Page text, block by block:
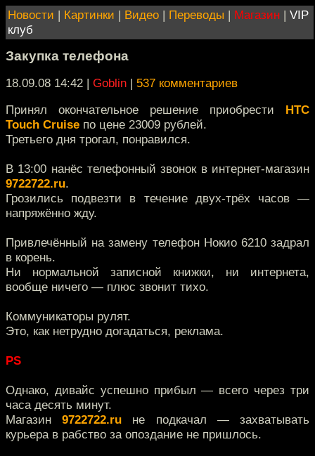
Новости | Картинки | Видео | Переводы | Магазин | VIP
клуб
Закупка телефона
18.09.08 14:42 | Goblin | 537 комментариев
Принял окончательное решение приобрести HTC
Touch Cruise по цене 23009 рублей.
Третьего дня трогал, понравился.
В 13:00 нанёс телефонный звонок в интернет-магазин
9722722.ru.
Грозились подвезти в течение двух-трёх часов —
напряжённо жду.
Привлечённый на замену телефон Нокио 6210 задрал
в корень.
Ни нормальной записной книжки, ни интернета,
вообще ничего — плюс звонит тихо.
Коммуникаторы рулят.
Это, как нетрудно догадаться, реклама.
PS
Однако, дивайс успешно прибыл — всего через три
часа десять минут.
Магазин9722722.ru не подкачал — захватывать
курьера в рабство за опоздание не пришлось.